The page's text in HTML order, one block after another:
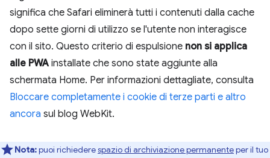
significa che Safari eliminerà tutti i contenuti dalla cache
dopo sette giorni di utilizzo se l'utente non interagisce
con il sito. Questo criterio di espulsione non si applica
alle PWA installate che sono state aggiunte alla
schermata Home. Per informazioni dettagliate, consulta
Bloccare completamente i cookie di terze parti e altro
ancora sul blog WebKit.
Nota:puoi richiederespazio di archiviazione permanenteper il tuo